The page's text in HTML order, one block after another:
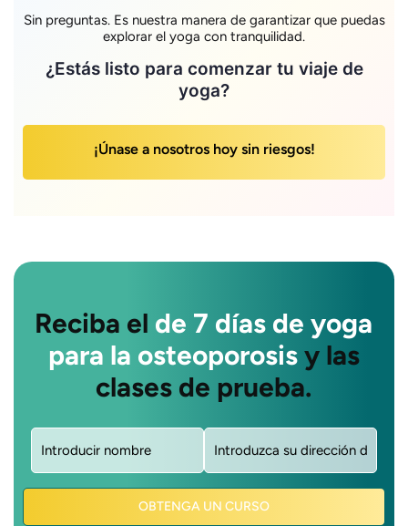
Sin preguntas. Es nuestra manera de garantizar que puedas
explorar el yoga con tranquilidad.
¿Estás listo para comenzar tu viaje de
yoga?
¡Únase a nosotros hoy sin riesgos!
Reciba el de 7 días de yoga
para la osteoporosisy las
clases de prueba.
electrónico
OBTENGA UN CURSO